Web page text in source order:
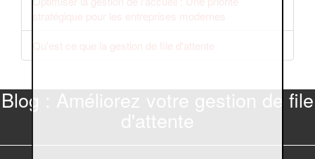
stratégique pour les entreprises modernes
Qu'est ce que la gestion de file d'attente
Blog : Améliorez votre gestion de file